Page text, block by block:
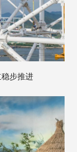
步推进